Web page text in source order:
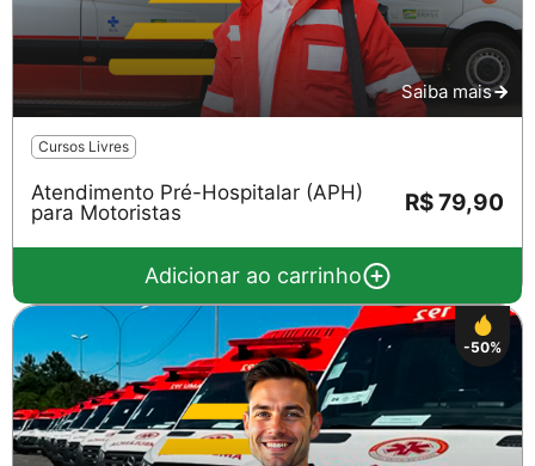
Salvar
Saiba mais
Cursos Livres
Atendimento Pré-Hospitalar (APH)
para Motoristas
R$ 79,90
Adicionar ao carrinho
-50%